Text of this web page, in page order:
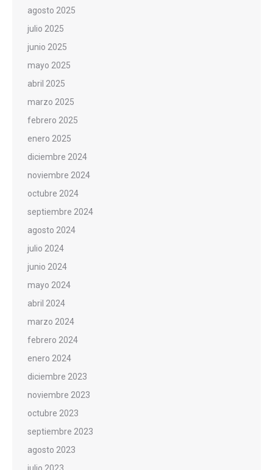
agosto 2025
julio 2025
junio 2025
mayo 2025
abril 2025
marzo 2025
febrero 2025
enero 2025
diciembre 2024
noviembre 2024
octubre 2024
septiembre 2024
agosto 2024
julio 2024
junio 2024
mayo 2024
abril 2024
marzo 2024
febrero 2024
enero 2024
diciembre 2023
noviembre 2023
octubre 2023
septiembre 2023
agosto 2023